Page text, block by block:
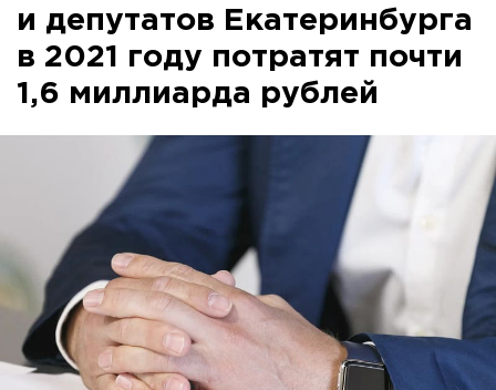
и депутатов Екатеринбурга
в 2021 году потратят почти
1,6 миллиарда рублей